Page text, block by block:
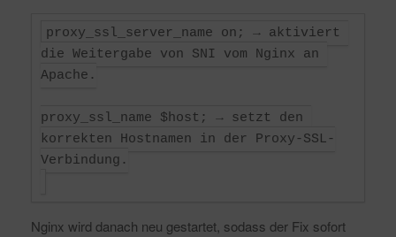
proxy_ssl_server_name on; → aktiviert
die Weitergabe von SNI vom Nginx an
Apache.
proxy_ssl_name $host; → setzt den
korrekten Hostnamen in der Proxy-SSL-
Verbindung.
Nginx wird danach neu gestartet, sodass der Fix sofort